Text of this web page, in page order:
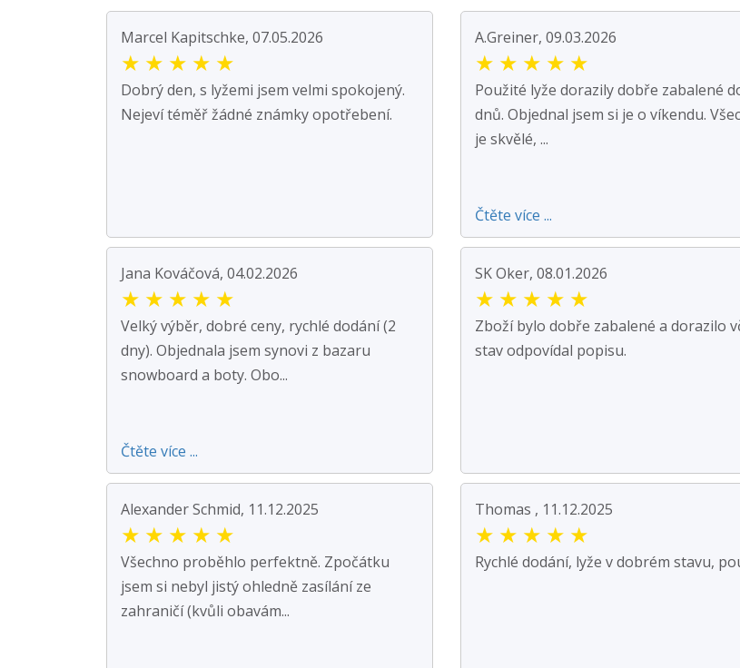
Marcel Kapitschke, 07.05.2026
★ ★ ★ ★ ★
Dobrý den, s lyžemi jsem velmi spokojený.
Nejeví téměř žádné známky opotřebení.
A.Greiner, 09.03.2026
★ ★ ★ ★ ★
Použité lyže dorazily dobře zabalené
dnů. Objednal jsem si je o víkendu.
je skvělé, ...
Čtěte více ...
Jana Kováčová, 04.02.2026
★ ★ ★ ★ ★
Velký výběr, dobré ceny, rychlé dodání (2
dny). Objednala jsem synovi z bazaru
snowboard a boty. Obo...
Čtěte více ...
SK Oker, 08.01.2026
★ ★ ★ ★ ★
Zboží bylo dobře zabalené a dorazilo
stav odpovídal popisu.
Alexander Schmid, 11.12.2025
★ ★ ★ ★ ★
Všechno proběhlo perfektně. Zpočátku
jsem si nebyl jistý ohledně zasílání ze
zahraničí (kvůli obavám...
Thomas , 11.12.2025
★ ★ ★ ★ ★
Rychlé dodání, lyže v dobrém stavu,